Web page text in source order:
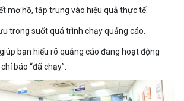
mơ hồ, tập trung vào hiệu quả thực tế.
trong suốt quá trình chạy quảng cáo.
bạn hiểu rõ quảng cáo đang hoạt động
báo “đã chạy”.